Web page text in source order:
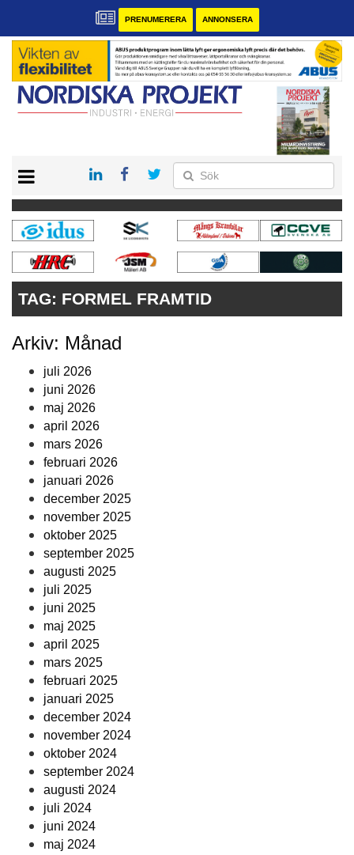
PRENUMERERA ANNONSERA
KONTAKT
VÅRA ANDRA MAGASIN
PRENUMERERA
ANNONSERA
TAG: FORMEL FRAMTID
Arkiv: Månad
juli 2026
juni 2026
maj 2026
april 2026
mars 2026
februari 2026
januari 2026
december 2025
november 2025
oktober 2025
september 2025
augusti 2025
juli 2025
juni 2025
maj 2025
april 2025
mars 2025
februari 2025
januari 2025
december 2024
november 2024
oktober 2024
september 2024
augusti 2024
juli 2024
juni 2024
maj 2024